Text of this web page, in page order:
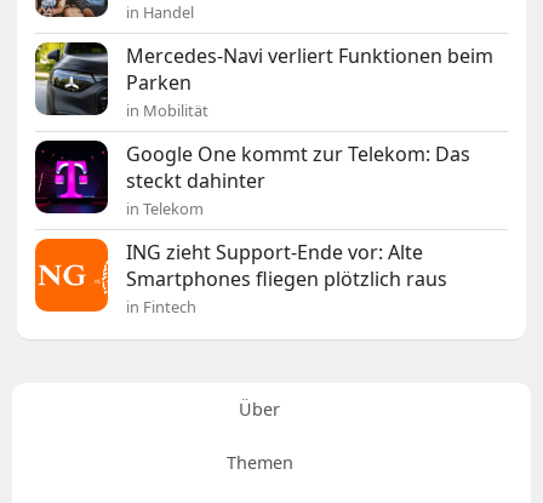
in Handel
Mercedes-Navi verliert Funktionen beim
Parken
in Mobilität
Google One kommt zur Telekom: Das
steckt dahinter
in Telekom
ING zieht Support-Ende vor: Alte
Smartphones fliegen plötzlich raus
in Fintech
Über
Themen